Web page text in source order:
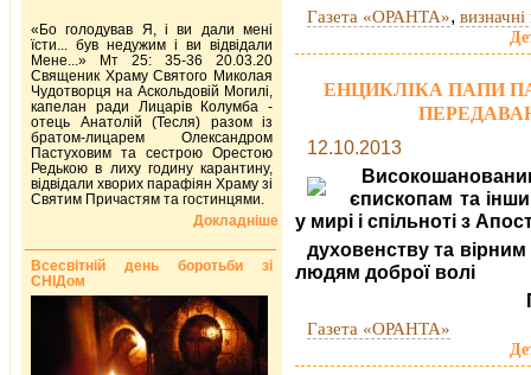
Газета «ОРАНТА», визначні
ЕНЦИКЛІКА ПАПИ
12.10.2013
Високо
єпископам та
у мирі і спільноті з
духовенству та вірним
людям доброї волі
Газета «ОРАНТА»
«Бо голодував Я, і ви дали мені
їсти... був недужим і ви відвідали
Мене...» Мт 25: 35-36 20.03.20
Священик Храму Святого Миколая
Чудотворця на Аскольдовій Могилі,
капелан ради Лицарів Колумба -
отець Анатолій (Тесля) разом із
братом-лицарем Олександром
Пастуховим та сестрою Орестою
Редькою в лиху годину карантину,
відвідали хворих парафіян Храму зі
Святим Причастям та гостинцями.
Докладніше
Всесвітній день боротьби зі
СНІДом